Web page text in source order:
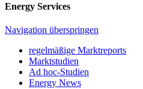
Energy Services
Navigation überspringen
regelmäßige Marktreports
Marktstudien
Ad hoc-Studien
Energy News